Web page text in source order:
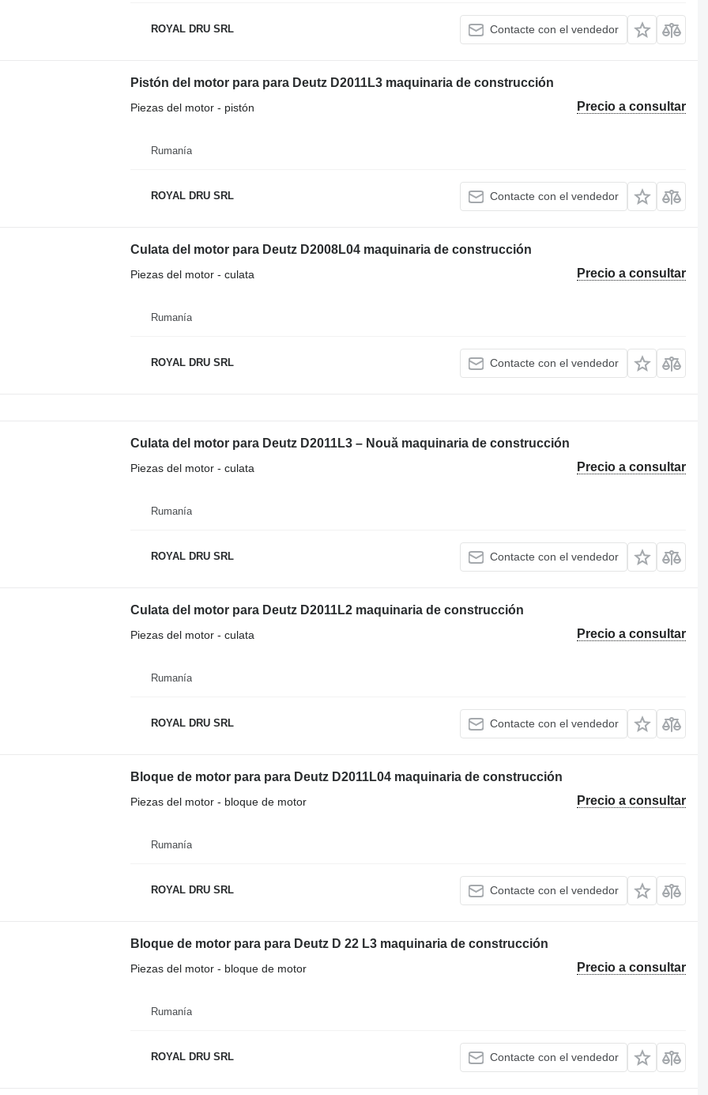
ROYAL DRU SRL Contacte con el vendedor
Pistón del motor para para Deutz D2011L3 maquinaria de construcción
Precio a consultar
Piezas del motor - pistón
Rumanía
ROYAL DRU SRL Contacte con el vendedor
Culata del motor para Deutz D2008L04 maquinaria de construcción
Precio a consultar
Piezas del motor - culata
Rumanía
ROYAL DRU SRL Contacte con el vendedor
Culata del motor para Deutz D2011L3 – Nouă maquinaria de construcción
Precio a consultar
Piezas del motor - culata
Rumanía
ROYAL DRU SRL Contacte con el vendedor
Culata del motor para Deutz D2011L2 maquinaria de construcción
Precio a consultar
Piezas del motor - culata
Rumanía
ROYAL DRU SRL Contacte con el vendedor
Bloque de motor para para Deutz D2011L04 maquinaria de construcción
Precio a consultar
Piezas del motor - bloque de motor
Rumanía
ROYAL DRU SRL Contacte con el vendedor
Bloque de motor para para Deutz D 22 L3 maquinaria de construcción
Precio a consultar
Piezas del motor - bloque de motor
Rumanía
ROYAL DRU SRL Contacte con el vendedor